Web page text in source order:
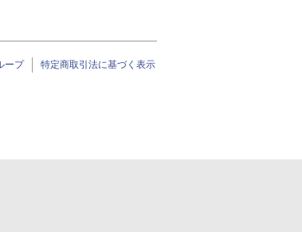
ープ 特定商取引法に基づく表示